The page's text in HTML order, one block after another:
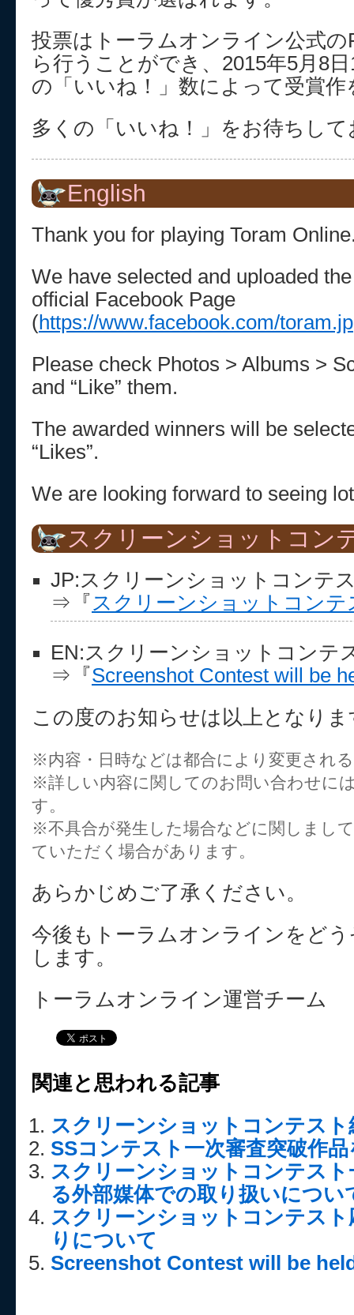
投票はトーラムオンライン公式の
ら行うことができ、2015年5月8
の「いいね！」数によって受賞
多くの「いいね！」をお待ちし
English
Thank you for playing Toram
We have selected and uploaded
official Facebook Page
(https://www.facebook.com/toram.jp
Please check Photos > Albums >
and “Like” them.
The awarded winners will be
“Likes”.
We are looking forward to seeing
スクリーンショットコン
JP:スクリーンショットコンテ
⇒『 スクリーンショットコンテ
EN:スクリーンショットコンテ
⇒『Screenshot Contest will be
この度のお知らせは以上となりま
※内容・日時などは都合により変更され
※詳しい内容に関してのお問い合わせに
す。
※不具合が発生した場合などに関しまし
ていただく場合があります。
あらかじめご了承ください。
今後もトーラムオンラインをど
します。
トーラムオンライン運営チーム
関連と思われる記事
スクリーンショットコンテス
SSコンテスト一次審査突破作
スクリーンショットコンテス
る外部媒体での取り扱いについ
スクリーンショットコンテス
りについて
Screenshot Contest will be